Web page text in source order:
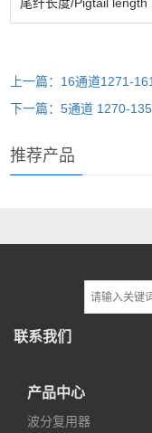
推荐产品
联系我们
产品中心
波分复用器